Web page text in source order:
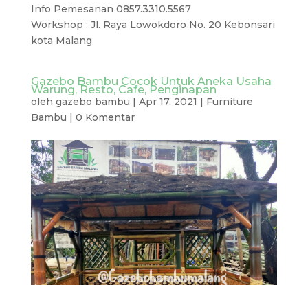
Info Pemesanan 0857.3310.5567
Workshop : Jl. Raya Lowokdoro No. 20 Kebonsari
kota Malang
Gazebo Bambu Cocok Untuk Aneka Usaha
Warung, Resto, Cafe, Penginapan
oleh gazebo bambu | Apr 17, 2021 | Furniture
Bambu | 0 Komentar